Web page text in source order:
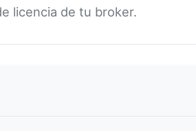
licencia de tu broker.